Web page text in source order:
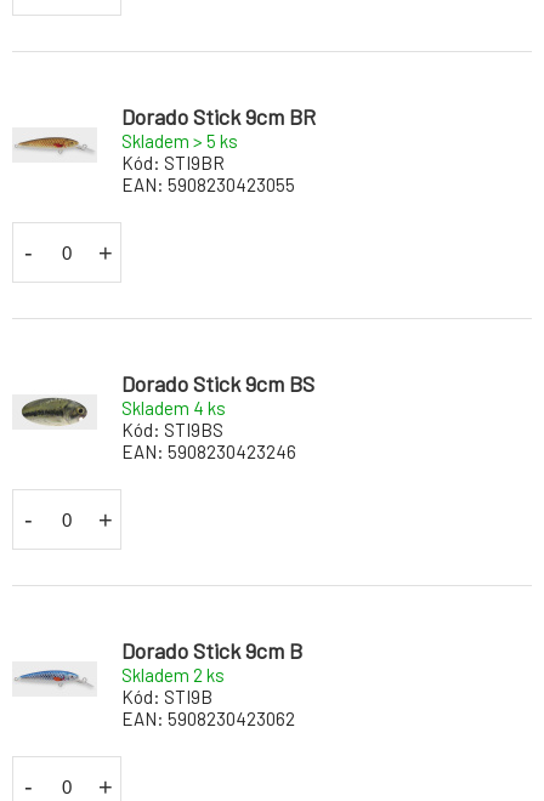
Dorado Stick 9cm BR
Skladem > 5 ks
Kód: STI9BR
EAN: 5908230423055
- +
Dorado Stick 9cm BS
Skladem 4 ks
Kód: STI9BS
EAN: 5908230423246
- +
Dorado Stick 9cm B
Skladem 2 ks
Kód: STI9B
EAN: 5908230423062
- +